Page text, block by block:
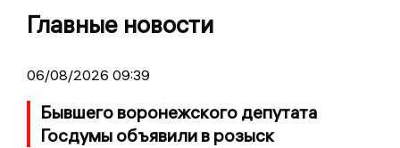
Главные новости
06/08/2026 09:39
Бывшего воронежского депутата
Госдумы объявили в розыск